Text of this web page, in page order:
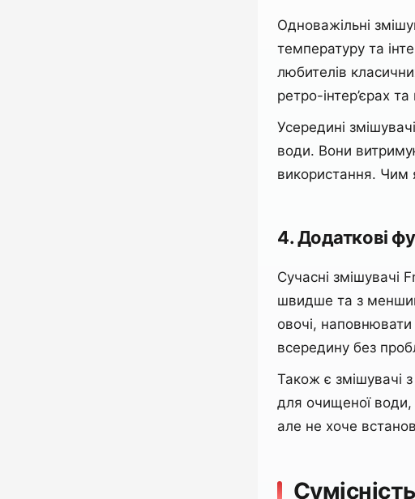
Одноважільні
температуру та
любителів
ретро-інтер’єрах
Усередині
води. Вони
використання. Чим
4. Додаткові
Сучасні змішувачі
швидше та з
овочі,
всередину без
Також є змішувачі
для очищеної води,
але не хоче